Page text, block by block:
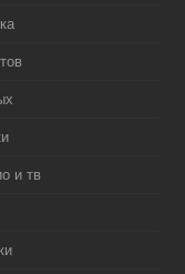
и тв